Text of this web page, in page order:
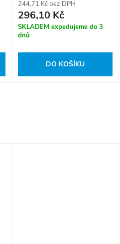
244,71 Kč bez DPH
296,10 Kč
SKLADEM expedujeme do 3
dnů
DO KOŠÍKU